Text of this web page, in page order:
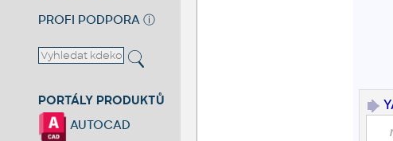
PROFI PODPORA ⓘ
PORTÁLY PRODUKTŮ
AUTOCAD